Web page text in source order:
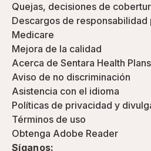
Quejas, decisiones de
Descargos de responsabilidad
Medicare
Mejora de la calidad
Acerca de Sentara Health Plans
Aviso de no discriminación
Asistencia con el idioma
Políticas de privacidad y
Términos de uso
Obtenga Adobe Reader
Síganos: